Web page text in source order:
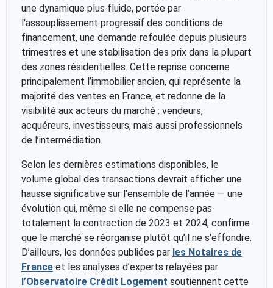
une dynamique plus fluide, portée par
l'assouplissement progressif des conditions de
financement, une demande refoulée depuis plusieurs
trimestres et une stabilisation des prix dans la plupart
des zones résidentielles. Cette reprise concerne
principalement l’immobilier ancien, qui représente la
majorité des ventes en France, et redonne de la
visibilité aux acteurs du marché : vendeurs,
acquéreurs, investisseurs, mais aussi professionnels
de l’intermédiation.
Selon les dernières estimations disponibles, le
volume global des transactions devrait afficher une
hausse significative sur l’ensemble de l’année — une
évolution qui, même si elle ne compense pas
totalement la contraction de 2023 et 2024, confirme
que le marché se réorganise plutôt qu’il ne s’effondre.
D’ailleurs, les données publiées par les Notaires de
Franceet les analyses d’experts relayées par
l’Observatoire Crédit Logement soutiennent cette